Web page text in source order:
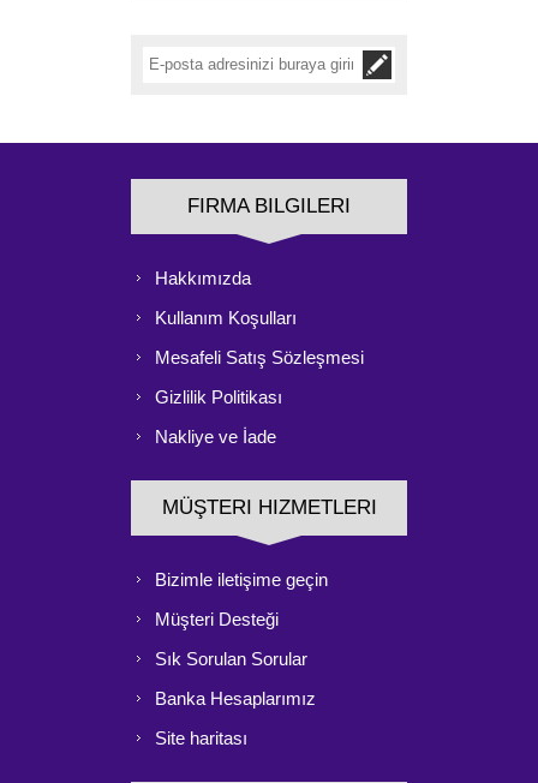
FIRMA BILGILERI
Hakkımızda
Kullanım Koşulları
Mesafeli Satış Sözleşmesi
Gizlilik Politikası
Nakliye ve İade
MÜŞTERI HIZMETLERI
Bizimle iletişime geçin
Müşteri Desteği
Sık Sorulan Sorular
Banka Hesaplarımız
Site haritası